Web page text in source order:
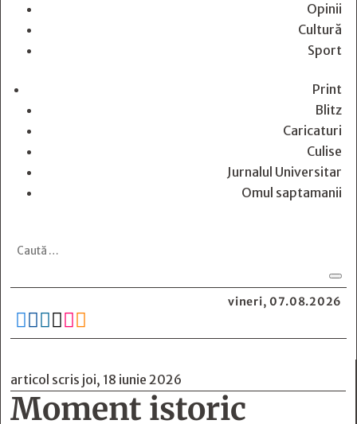
Opinii
Cultură
Sport
Print
Blitz
Caricaturi
Culise
Jurnalul Universitar
Omul saptamanii
vineri, 07.08.2026
     
articol scris joi, 18 iunie 2026
Moment istoric